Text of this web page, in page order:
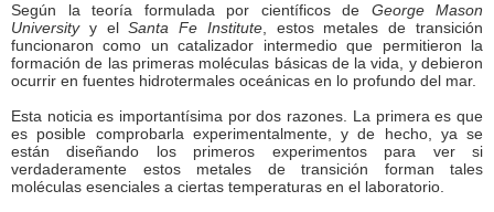
Según la teoría formulada por científicos de George Mason
Universityy elSanta Fe Institute, estos metales de transición
funcionaron como un catalizador intermedio que permitieron la
formación de las primeras moléculas básicas de la vida, y debieron
ocurrir en fuentes hidrotermales oceánicas en lo profundo del mar.
Esta noticia es importantísima por dos razones. La primera es que
es posible comprobarla experimentalmente, y de hecho, ya se
están diseñando los primeros experimentos para ver si
verdaderamente estos metales de transición forman tales
moléculas esenciales a ciertas temperaturas en el laboratorio.